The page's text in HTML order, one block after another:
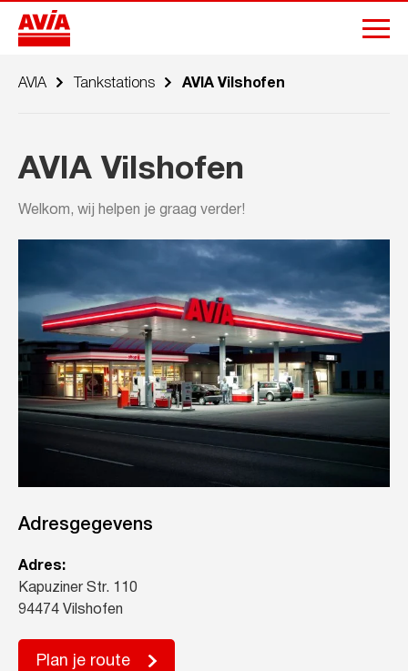
AVIA Tankstations AVIA Vilshofen
AVIA Vilshofen
Welkom, wij helpen je graag verder!
Adresgegevens
Adres:
Kapuziner Str. 110
94474 Vilshofen
Plan je route